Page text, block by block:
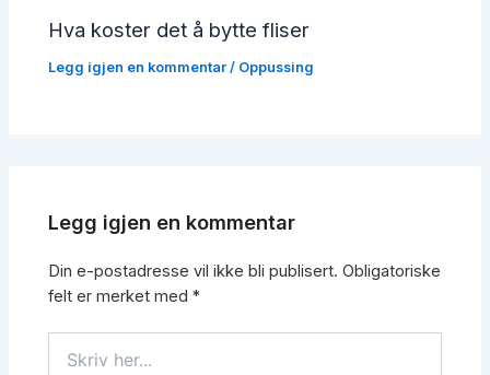
Hva koster det å bytte fliser
Legg igjen en kommentar / Oppussing
Legg igjen en kommentar
Din e-postadresse vil ikke bli publisert. Obligatoriske
felt er merket med*
her...